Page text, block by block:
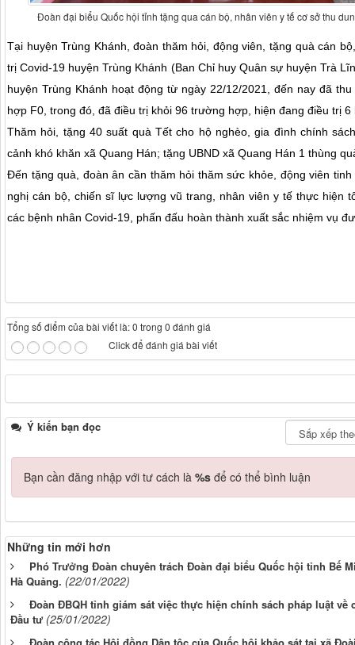
Đoàn đại biểu Quốc hội tỉnh tặng qua cán bộ, nhân viên y tế cơ sở thu
Tại huyện Trùng Khánh, đoàn thăm hỏi, động viên, tặng quà cán
trị Covid-19 huyện Trùng Khánh (Ban Chỉ huy Quân sự huyện Trà
huyện Trùng Khánh hoạt động từ ngày 22/12/2021, đến nay đã
hợp F0, trong đó, đã điều trị khỏi 96 trường hợp, hiện đang điều trị 6
Thăm hỏi, tặng 40 suất quà Tết cho hộ nghèo, gia đình chính
cảnh khó khăn xã Quang Hán; tặng UBND xã Quang Hán 1 thùng
Đến tặng quà, đoàn ân cần thăm hỏi thăm sức khỏe, động viên
nghị cán bộ, chiến sĩ lực lượng vũ trang, nhân viên y tế thực hiện
các bệnh nhân Covid-19, phấn đấu hoàn thành xuất sắc nhiệm vụ
Tổng số điểm của bài viết là: 0 trong 0 đánh giá
Click để đánh giá bài viết
Ý kiến bạn đọc
Bạn cần đăng nhập với tư cách là %s để có thể bình luận
Những tin mới hơn
Phó Trưởng Đoàn chuyên trách Đoàn đại biểu Quốc hội tỉnh Bế
Hà Quảng. (22/01/2022)
Đoàn ĐBQH tỉnh giám sát việc thực hiện chính sách pháp luật về
Đầu tư (25/01/2022)